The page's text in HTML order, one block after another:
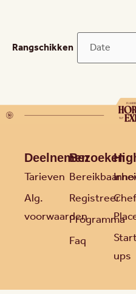
Rangschikken
Deelnemen
Tarieven
Alg.
voorwaarden
Bezoeken
Registreer
Programma
Faq
ups